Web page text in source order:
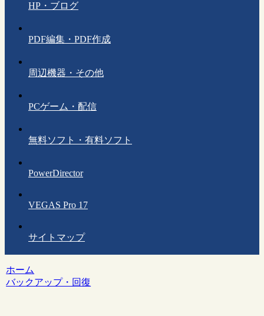
HP・ブログ
PDF編集・PDF作成
周辺機器・その他
PCゲーム・配信
無料ソフト・有料ソフト
PowerDirector
VEGAS Pro 17
サイトマップ
ホーム
バックアップ・回復